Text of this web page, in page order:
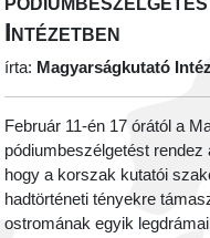
Intézetben
írta: Magyarságkutató
Február 11-én 17 órától a
pódiumbeszélgetést rendez
hogy a korszak kutatói
hadtörténeti tényekre
ostromának egyik